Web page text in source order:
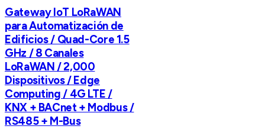
Gateway IoT LoRaWAN
para Automatización de
Edificios / Quad-Core 1.5
GHz / 8 Canales
LoRaWAN / 2,000
Dispositivos / Edge
Computing / 4G LTE /
KNX + BACnet + Modbus /
RS485 + M-Bus